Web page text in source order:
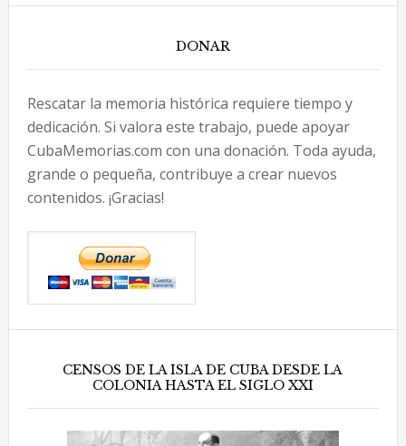
DONAR
Rescatar la memoria histórica requiere tiempo y
dedicación. Si valora este trabajo, puede apoyar
CubaMemorias.com con una donación. Toda ayuda,
grande o pequeña, contribuye a crear nuevos
contenidos. ¡Gracias!
CENSOS DE LA ISLA DE CUBA DESDE LA
COLONIA HASTA EL SIGLO XXI